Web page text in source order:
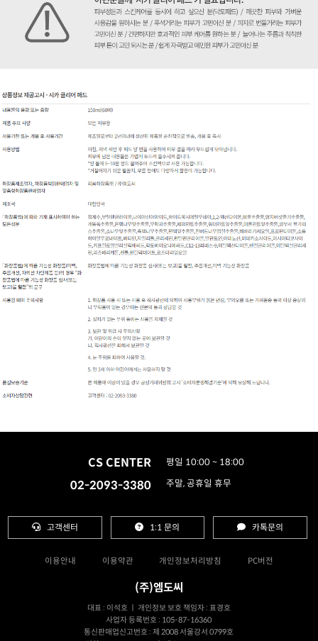
CS CENTER
02-2093-3380
평일 10:00 ~ 18:00
주말, 공휴일 휴무
고객센터 1:1 문의 카톡문의
이용안내 이용약관 개인정보처리방침 PC버전
(주)엠도씨
대표 : 이석호 ㅣ 개인정보 보호 책임자 : 표경호
사업자 등록번호 : 105-87-16360
통신판매업신고번호 : 제 2008 서울강서 0799호